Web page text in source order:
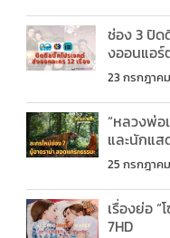
ช่อง 3 ปิด
งออนแอร์
23 กรกฎาค
“หลวงพ่อ
และนักแส
25 กรกฎาค
เรื่องย่อ
7HD